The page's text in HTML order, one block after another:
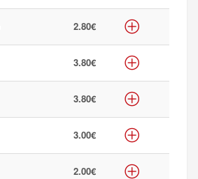
2.80€
3.80€
3.80€
3.00€
2.00€